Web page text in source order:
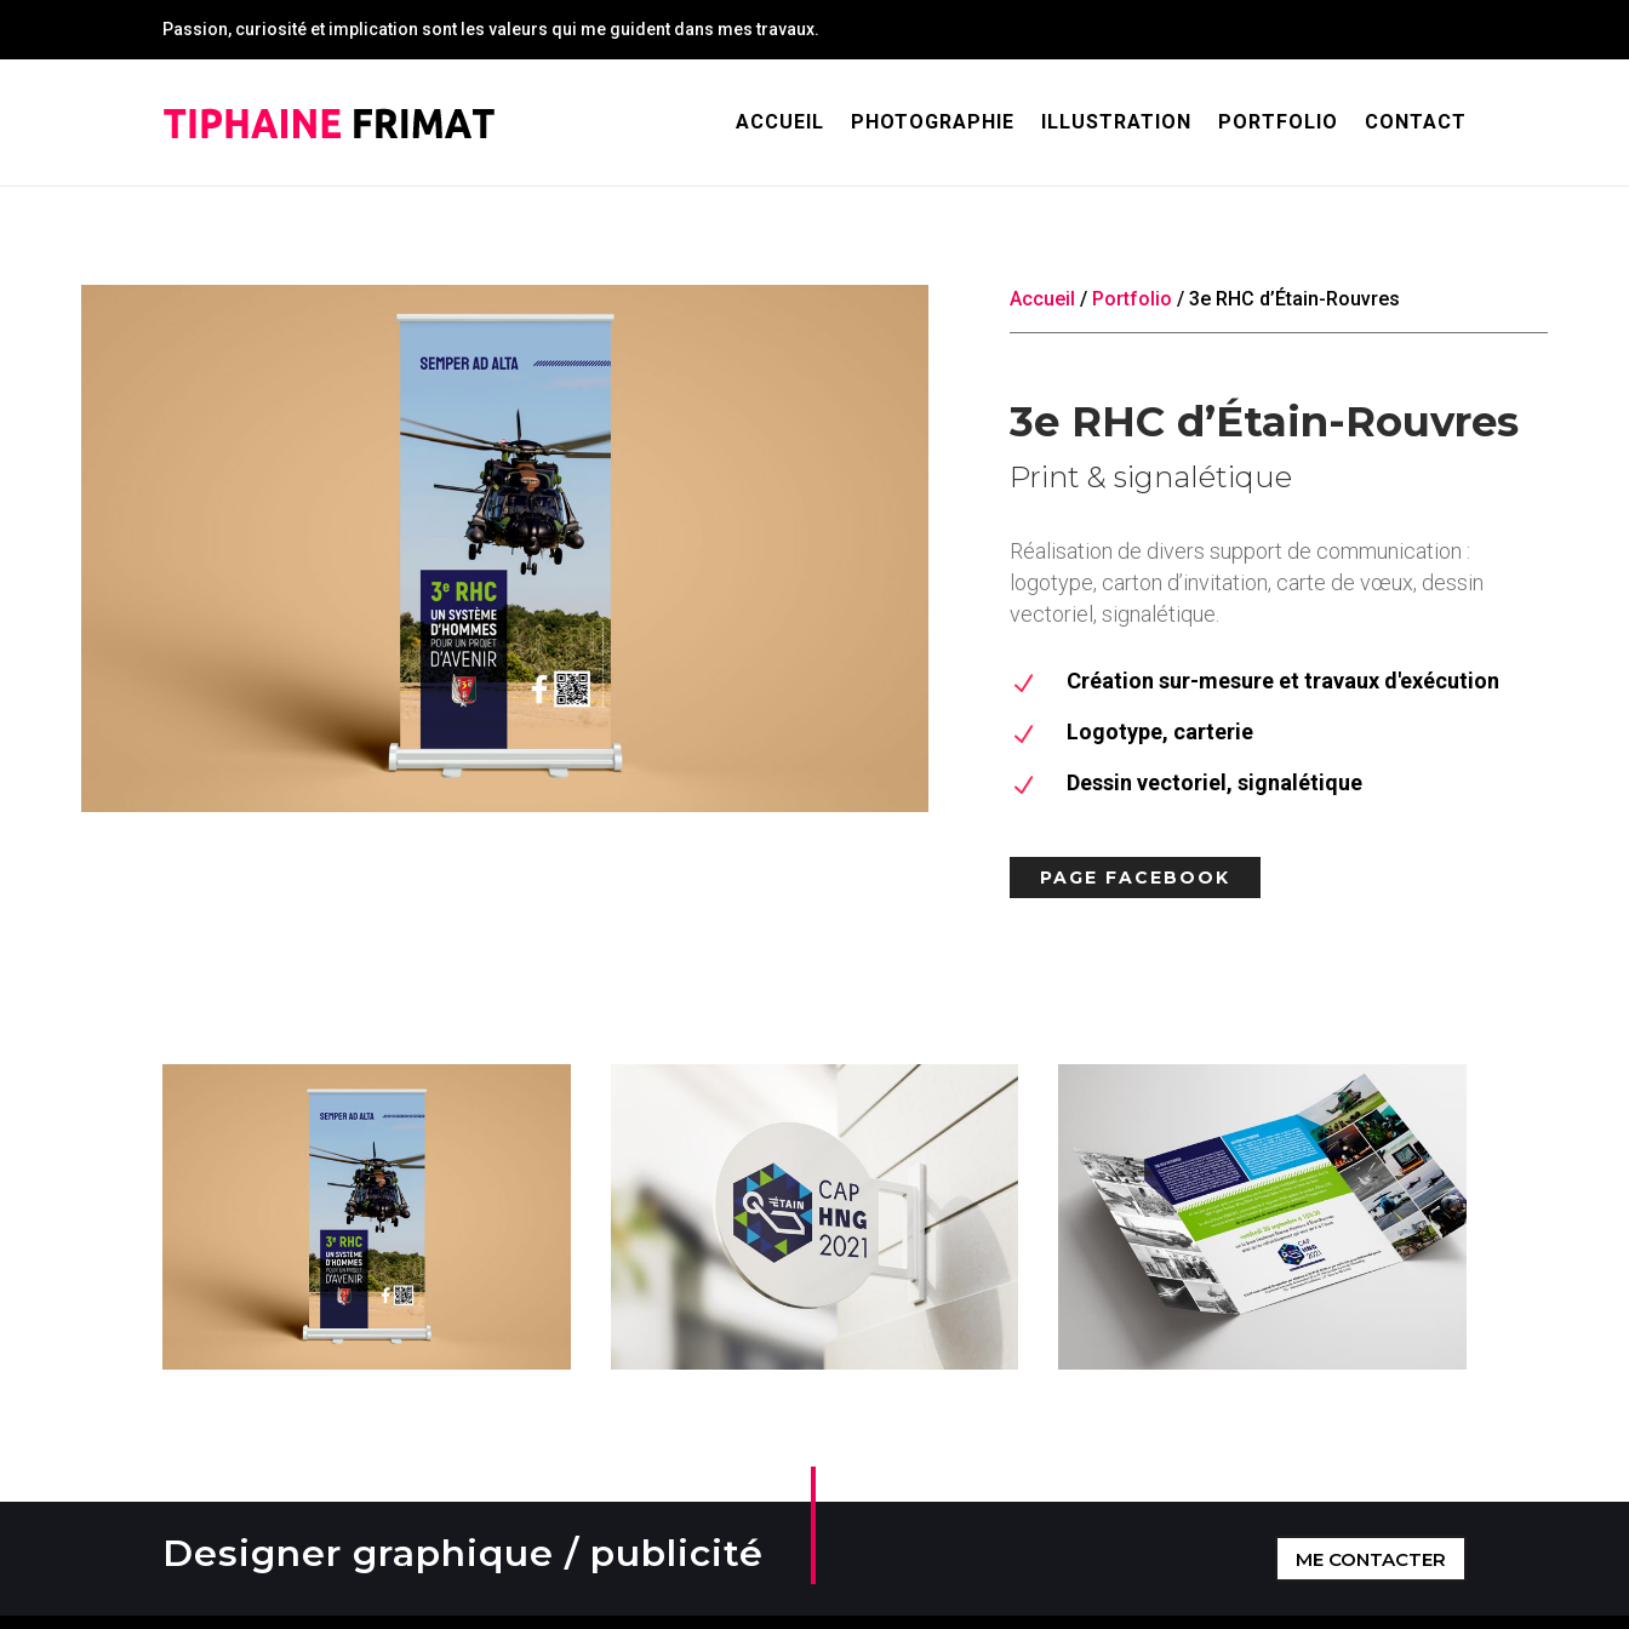
Passion, curiosité et implication sont les valeurs qui me guident dans mes travaux.
ACCUEIL PHOTOGRAPHIE ILLUSTRATION PORTFOLIO CONTACT
Accueil / Portfolio / 3e RHC d’Étain-Rouvres
3e RHC d’Étain-Rouvres
Print & signalétique
Réalisation de divers support de communication :
logotype, carton d’invitation, carte de vœux, dessin
vectoriel, signalétique.
N Création sur-mesure et travaux d'exécution
N Logotype, carterie
N Dessin vectoriel, signalétique
PAGE FACEBOOK
Designer graphique / publicité ME CONTACTER